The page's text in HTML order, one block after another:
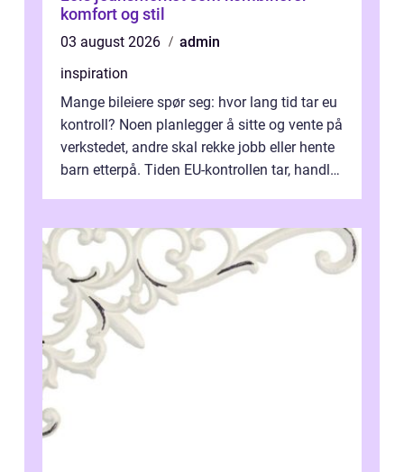
komfort og stil
03 august 2026
admin
inspiration
Mange bileiere spør seg: hvor lang tid tar eu
kontroll? Noen planlegger å sitte og vente på
verkstedet, andre skal rekke jobb eller hente
barn etterpå. Tiden EU-kontrollen tar, handler